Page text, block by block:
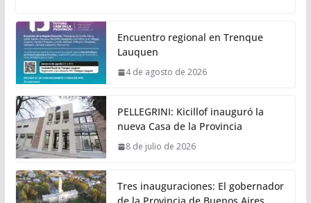
Encuentro regional en Trenque
Lauquen
4 de agosto de 2026
PELLEGRINI: Kicillof inauguró la
nueva Casa de la Provincia
8 de julio de 2026
Tres inauguraciones: El gobernador